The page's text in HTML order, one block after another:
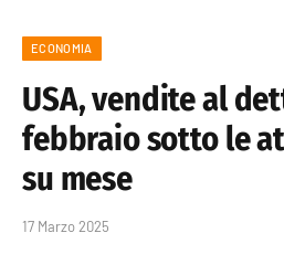
ECONOMIA
USA, vendite al
febbraio sotto le
su mese
17 Marzo 2025